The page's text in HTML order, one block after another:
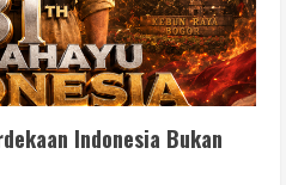
Indonesia Bukan